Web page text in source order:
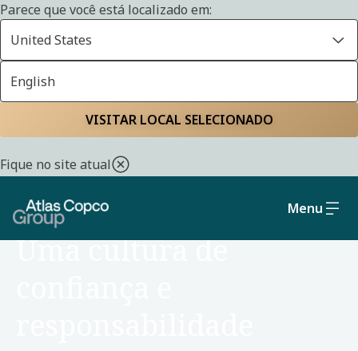
Parece que você está localizado em:
United States
English
VISITAR LOCAL SELECIONADO
Fique no site atual
Menu
MOTIVOS PARA SE JUNTAR A NÓS
Uma cultura de